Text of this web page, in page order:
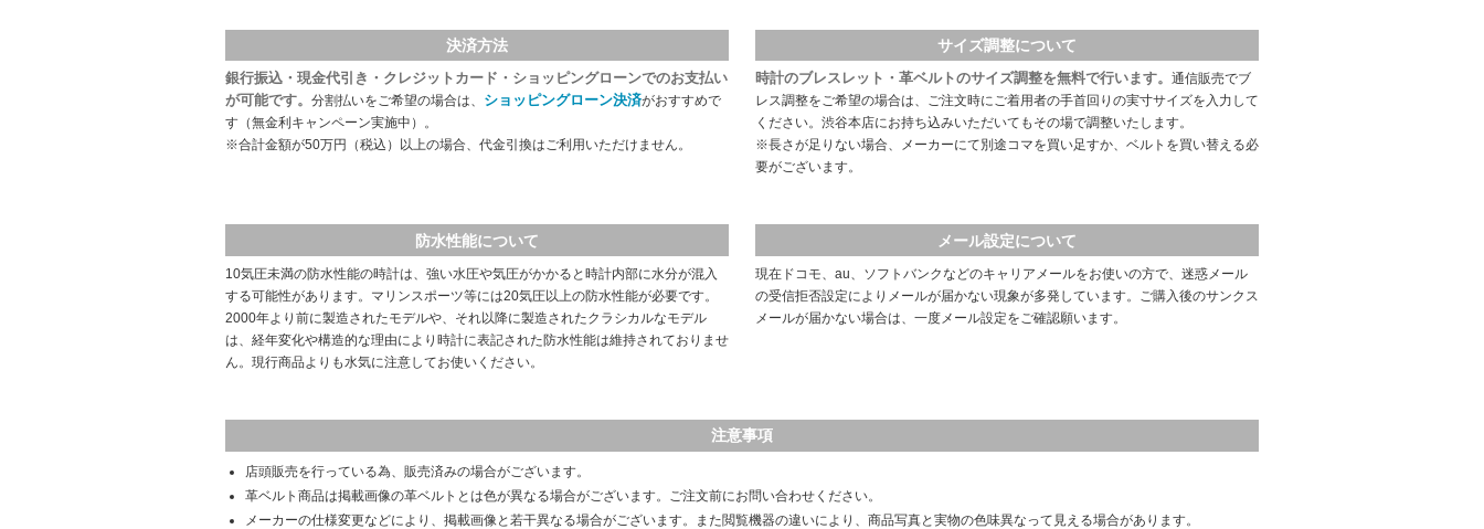
決済方法
銀行振込・現金代引き・クレジットカード・ショッピングローンでのお支払い
が可能です。 分割払いをご希望の場合は、 ショッピングローン決済がおすすめで
す（無金利キャンペーン実施中）。
※合計金額が50万円（税込）以上の場合、代金引換はご利用いただけません。
サイズ調整について
時計のブレスレット・革ベルトのサイズ調整を無料で行います。 通信販売でブ
レス調整をご希望の場合は、ご注文時にご着用者の手首回りの実寸サイズを入力して
ください。渋谷本店にお持ち込みいただいてもその場で調整いたします。
※長さが足りない場合、メーカーにて別途コマを買い足すか、ベルトを買い替える必
要がございます。
防水性能について
10気圧未満の防水性能の時計は、強い水圧や気圧がかかると時計内部に水分が混入
する可能性があります。マリンスポーツ等には20気圧以上の防水性能が必要です。
2000年より前に製造されたモデルや、それ以降に製造されたクラシカルなモデル
は、経年変化や構造的な理由により時計に表記された防水性能は維持されておりませ
ん。現行商品よりも水気に注意してお使いください。
メール設定について
現在ドコモ、au、ソフトバンクなどのキャリアメールをお使いの方で、迷惑メール
の受信拒否設定によりメールが届かない現象が多発しています。ご購入後のサンクス
メールが届かない場合は、一度メール設定をご確認願います。
注意事項
店頭販売を行っている為、販売済みの場合がございます。
革ベルト商品は掲載画像の革ベルトとは色が異なる場合がございます。ご注文前にお問い合わせください。
メーカーの仕様変更などにより、掲載画像と若干異なる場合がございます。また閲覧機器の違いにより、商品写真と実物の色味異なって見える場合があります。